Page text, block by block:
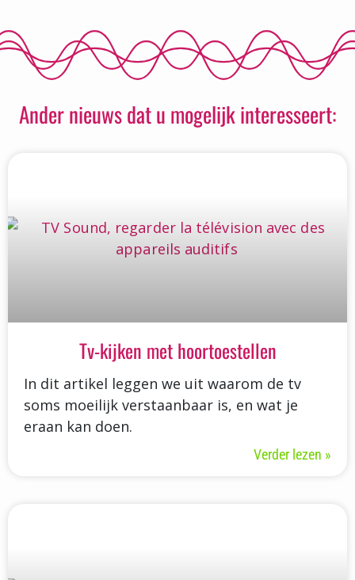
Ander nieuws dat u mogelijk interesseert:
Tv-kijken met hoortoestellen
In dit artikel leggen we uit waarom de tv
soms moeilijk verstaanbaar is, en wat je
eraan kan doen.
Verder lezen »